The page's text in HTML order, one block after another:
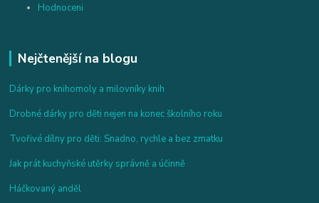
Hodnoceni
Nejčtenější na blogu
Dárky pro knihomoly a milovníky knih
Drobné dárky pro děti nejen na konec školního roku
Tvořivé dílny pro děti: Snadno, rychle a bez zmatku
Jak prát kuchyňské utěrky správně a účinně
Háčkovaný anděl